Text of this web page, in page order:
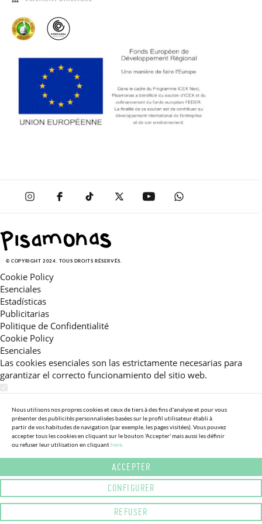
SOLDES
© COPYRIGHT 2024. TOUS DROITS RÉSERVÉS.
Cookie Policy
Esenciales
Estadísticas
Publicitarias
Politique de Confidentialité
Cookie Policy
Esenciales
Las cookies esenciales son las estrictamente necesarias para
garantizar el correcto funcionamiento del sitio web.
Estas cookies nos permiten ofrecerle una experiencia en el sitio
adaptada a su navegación (recomendaciones de producto
personalizadas, énfasis en categorías frecuentemente
consultadas, etc).Al activar esta cookie, nos ayuda a mejorar aún
más su experiencia.
Publicitarias
Estas cookies permiten a nuestros socios publicitarios enviarle
mensajes específicos y personalizados.
Nous utilisons nos propres cookies et ceux de tiers à des fins d'analyse et pour vous
présenter des publicités personnalisées basées sur le profil utilisateur établi à
partir de vos habitudes de navigation (par exemple, les pages visitées). Vous pouvez
accepter tous les cookies en cliquant sur le bouton 'Accepter' mais aussi les définir
ou refuser leur utilisation en cliquanthere.
ACCEPTER
CONFIGURER
REFUSER